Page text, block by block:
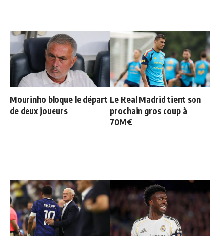
Mourinho bloque le départ
de deux joueurs
Le Real Madrid tient son
prochain gros coup à
70M€